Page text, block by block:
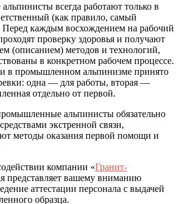
всегда работают только в
(как правило, самый
каждым восхождением на рабочий
проверку здоровья и получают
(описанием) методов и технологий,
в конкретном рабочем процессе.
в промышленном альпинизме принято
одна — для работы, вторая —
отдельно от первой.
альпинисты обязательно
экстренной связи,
методы оказания первой помощи и
компании «Гранит-
представляет вашему вниманию
аттестации персонала с выдачей
образца.